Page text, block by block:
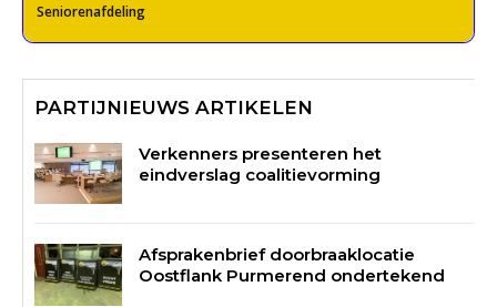
Seniorenafdeling
PARTIJNIEUWS ARTIKELEN
Verkenners presenteren het
eindverslag coalitievorming
Afsprakenbrief doorbraaklocatie
Oostflank Purmerend ondertekend